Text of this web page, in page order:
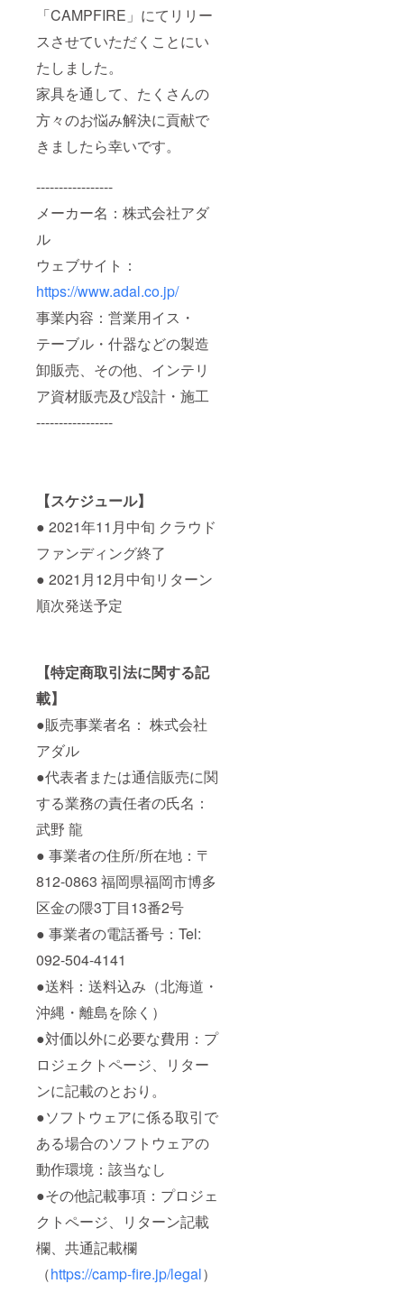
「CAMPFIRE」にてリリー
スさせていただくことにい
たしました。
家具を通して、たくさんの
方々のお悩み解決に貢献で
きましたら幸いです。
-----------------
メーカー名：株式会社アダ
ル
ウェブサイト：
https://www.adal.co.jp/
事業内容：営業用イス・
テーブル・什器などの製造
卸販売、その他、インテリ
ア資材販売及び設計・施工
-----------------
【スケジュール】
● 2021年11月中旬 クラウド
ファンディング終了
● 2021月12月中旬リターン
順次発送予定
【特定商取引法に関する記
載】
●販売事業者名： 株式会社
アダル
●代表者または通信販売に関
する業務の責任者の氏名：
武野 龍
● 事業者の住所/所在地：〒
812-0863 福岡県福岡市博多
区金の隈3丁目13番2号
● 事業者の電話番号：Tel:
092-504-4141
●送料：送料込み（北海道・
沖縄・離島を除く）
●対価以外に必要な費用：プ
ロジェクトページ、リター
ンに記載のとおり。
●ソフトウェアに係る取引で
ある場合のソフトウェアの
動作環境：該当なし
●その他記載事項：プロジェ
クトページ、リターン記載
欄、共通記載欄
（https://camp-fire.jp/legal）